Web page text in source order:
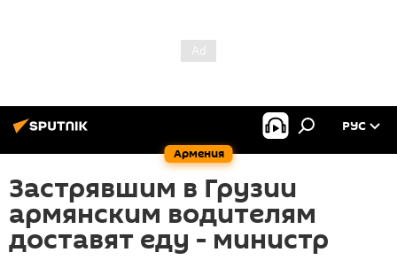
Армения
РУС
Застрявшим в Грузии
армянским водителям
доставят еду - министр